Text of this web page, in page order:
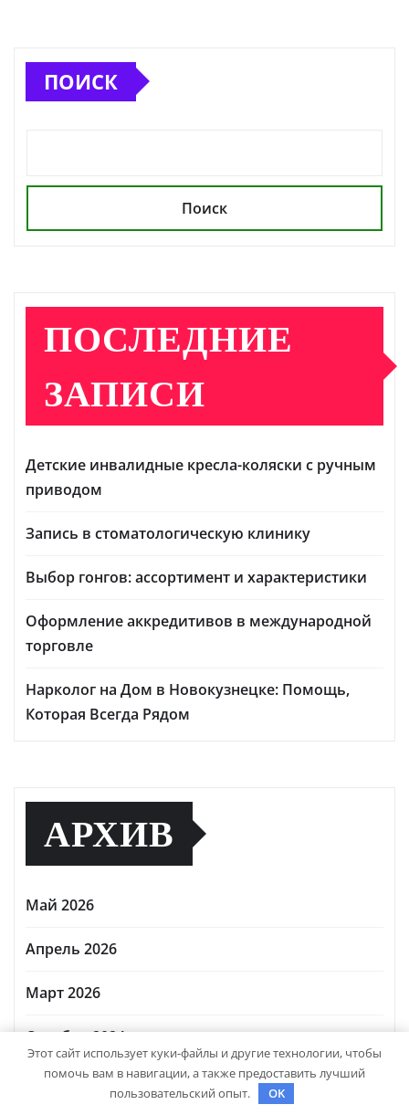
ПОИСК
Поиск
ПОСЛЕДНИЕ
ЗАПИСИ
Детские инвалидные кресла-коляски с ручным
приводом
Запись в стоматологическую клинику
Выбор гонгов: ассортимент и характеристики
Оформление аккредитивов в международной
торговле
Нарколог на Дом в Новокузнецке: Помощь,
Которая Всегда Рядом
АРХИВ
Май 2026
Апрель 2026
Март 2026
Октябрь 2024
Сентябрь 2024
Этот сайт использует куки-файлы и другие технологии, чтобы
помочь вам в навигации, а также предоставить лучший
пользовательский опыт.
OK